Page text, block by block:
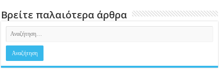
Βρείτε παλαιότερα άρθρα